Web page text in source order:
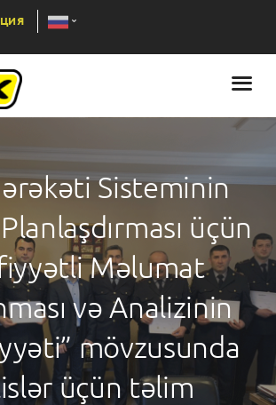
Sisteminin
üçün
Məlumat
və Analizinin
mövzusunda
üçün təlim